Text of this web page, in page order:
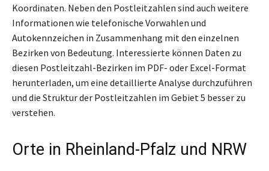
Koordinaten. Neben den Postleitzahlen sind auch weitere
Informationen wie telefonische Vorwahlen und
Autokennzeichen in Zusammenhang mit den einzelnen
Bezirken von Bedeutung. Interessierte können Daten zu
diesen Postleitzahl-Bezirken im PDF- oder Excel-Format
herunterladen, um eine detaillierte Analyse durchzuführen
und die Struktur der Postleitzahlen im Gebiet 5 besser zu
verstehen.
Orte in Rheinland-Pfalz und NRW